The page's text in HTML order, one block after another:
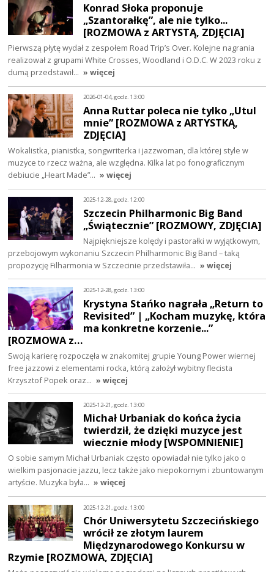
Konrad Słoka proponuje
„Szantorałkę”, ale nie tylko...
[ROZMOWA z ARTYSTĄ, ZDJĘCIA]
Pierwszą płytę wydał z zespołem Road Trip’s Over. Kolejne nagrania
realizował z grupami White Crosses, Woodland i O.D.C. W 2023 roku z
dumą przedstawił… » więcej
2026-01-04, godz. 13:00
Anna Ruttar poleca nie tylko „Utul
mnie” [ROZMOWA z ARTYSTKĄ,
ZDJĘCIA]
Wokalistka, pianistka, songwriterka i jazzwoman, dla której style w
muzyce to rzecz ważna, ale względna. Kilka lat po fonograficznym
debiucie „Heart Made”… » więcej
2025-12-28, godz. 12:00
Szczecin Philharmonic Big Band
„Świątecznie” [ROZMOWY, ZDJĘCIA]
Najpiękniejsze kolędy i pastorałki w wyjątkowym,
przebojowym wykonaniu Szczecin Philharmonic Big Band – taką
propozycję Filharmonia w Szczecinie przedstawiła… » więcej
2025-12-28, godz. 13:00
Krystyna Stańko nagrała „Return to
Revisited” | „Kocham muzykę, która
ma konkretne korzenie...”
[ROZMOWA z…
Swoją karierę rozpoczęła w znakomitej grupie Young Power wiernej
free jazzowi z elementami rocka, którą założył wybitny flecista
Krzysztof Popek oraz… » więcej
2025-12-21, godz. 13:00
Michał Urbaniak do końca życia
twierdził, że dzięki muzyce jest
wiecznie młody [WSPOMNIENIE]
O sobie samym Michał Urbaniak często opowiadał nie tylko jako o
wielkim pasjonacie jazzu, lecz także jako niepokornym i zbuntowanym
artyście. Muzyka była… » więcej
2025-12-21, godz. 13:00
Chór Uniwersytetu Szczecińskiego
wrócił ze złotym laurem
Międzynarodowego Konkursu w
Rzymie [ROZMOWA, ZDJĘCIA]